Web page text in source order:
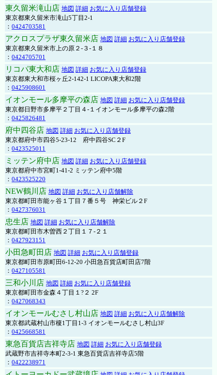
東久留米滝山店 地図 詳細 お気に入り店舗登録
東京都東久留米市滝山5丁目2-1
： 0424703581
アクロスプラザ東久留米店 地図 詳細 お気に入り店舗登録
東京都東久留米市上の原２-３-１８
： 0424705701
リコパ東大和店 地図 詳細 お気に入り店舗登録
東京都東大和市桜ヶ丘2-142-1 LICOPA東大和2階
： 0425908601
イオンモール多摩平の森店 地図 詳細 お気に入り店舗登録
東京都日野市多摩平２丁目４-１イオンモール多摩平の森2階
： 0425826481
府中四谷店 地図 詳細 お気に入り店舗登録
東京都府中市四谷5-23-12 府中四谷SC２F
： 0423525011
ミッテン府中店 地図 詳細 お気に入り店舗登録
東京都府中市宮町1-41-2 ミッテン府中5階
： 0423525220
NEW鶴川店 地図 詳細 お気に入り店舗解除
東京都町田市能ヶ谷１丁目７番５号 神栄ビル２F
： 0427376031
忠生店 地図 詳細 お気に入り店舗解除
東京都町田市木曽西２丁目１７-２１
： 0427923151
小田急町田店 地図 詳細 お気に入り店舗登録
東京都町田市原町田6-12-20 小田急百貨店町田店7階
： 0427105581
三和小川店 地図 詳細 お気に入り店舗登録
東京都町田市金森４丁目１?２ 2F
： 0427068343
イオンモールむさし村山店 地図 詳細 お気に入り店舗解除
東京都武蔵村山市榎1丁目1-3 イオンモールむさし村山3F
： 0425668581
東急百貨店吉祥寺店 地図 詳細 お気に入り店舗登録
武蔵野市吉祥寺本町2-3-1 東急百貨店吉祥寺店5階
： 0422238971